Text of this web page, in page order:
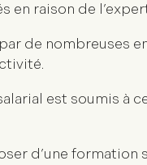
raison de
de nombreuses
est soumis à
d’une formation